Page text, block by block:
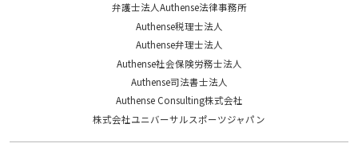
弁護士法人Authense法律事務所
Authense税理士法人
Authense弁理士法人
Authense社会保険労務士法人
Authense司法書士法人
Authense Consulting株式会社
株式会社ユニバーサルスポーツジャパン